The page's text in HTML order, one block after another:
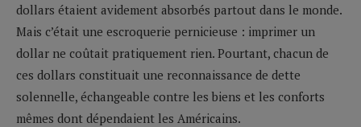
dollars étaient avidement absorbés partout dans le monde.
Mais c’était une escroquerie pernicieuse : imprimer un
dollar ne coûtait pratiquement rien. Pourtant, chacun de
ces dollars constituait une reconnaissance de dette
solennelle, échangeable contre les biens et les conforts
mêmes dont dépendaient les Américains.